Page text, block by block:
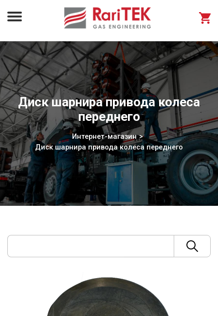
Диск шарнира привода колеса
переднего
Интернет-магазин
Диск шарнира привода колеса переднего